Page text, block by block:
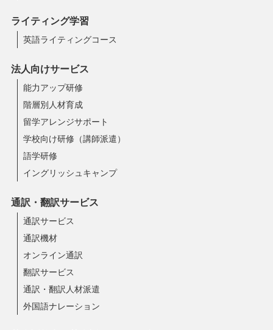
ライティング学習
英語ライティングコース
法人向けサービス
能力アップ研修
階層別人材育成
留学アレンジサポート
学校向け研修（講師派遣）
語学研修
イングリッシュキャンプ
通訳・翻訳サービス
通訳サービス
通訳機材
オンライン通訳
翻訳サービス
通訳・翻訳人材派遣
外国語ナレーション